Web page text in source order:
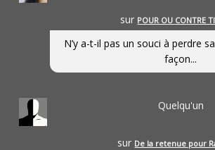
sur POUR OU CONTRE
N’y a-t-il pas un souci à perdre
façon...
Quelqu'un
sur De la retenue pour